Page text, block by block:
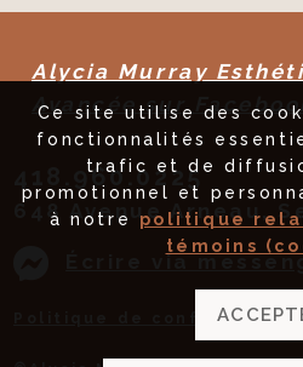
Ce site utilise des
fonctionnalités
trafic et de
promotionnel et
à notre politique
témoins
Alycia Murray
Avancée sur
418.960.0225
648 Avenue Arneau,
Écrire via
Politique de